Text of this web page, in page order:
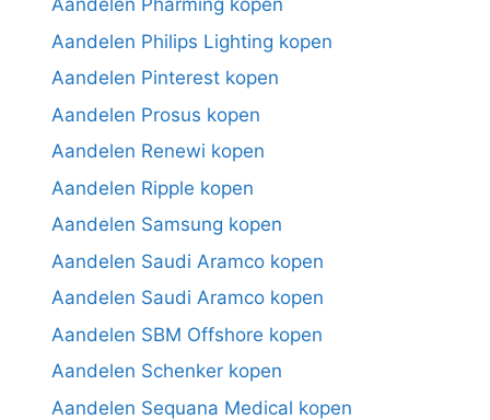
Aandelen Pharming kopen
Aandelen Philips Lighting kopen
Aandelen Pinterest kopen
Aandelen Prosus kopen
Aandelen Renewi kopen
Aandelen Ripple kopen
Aandelen Samsung kopen
Aandelen Saudi Aramco kopen
Aandelen Saudi Aramco kopen
Aandelen SBM Offshore kopen
Aandelen Schenker kopen
Aandelen Sequana Medical kopen